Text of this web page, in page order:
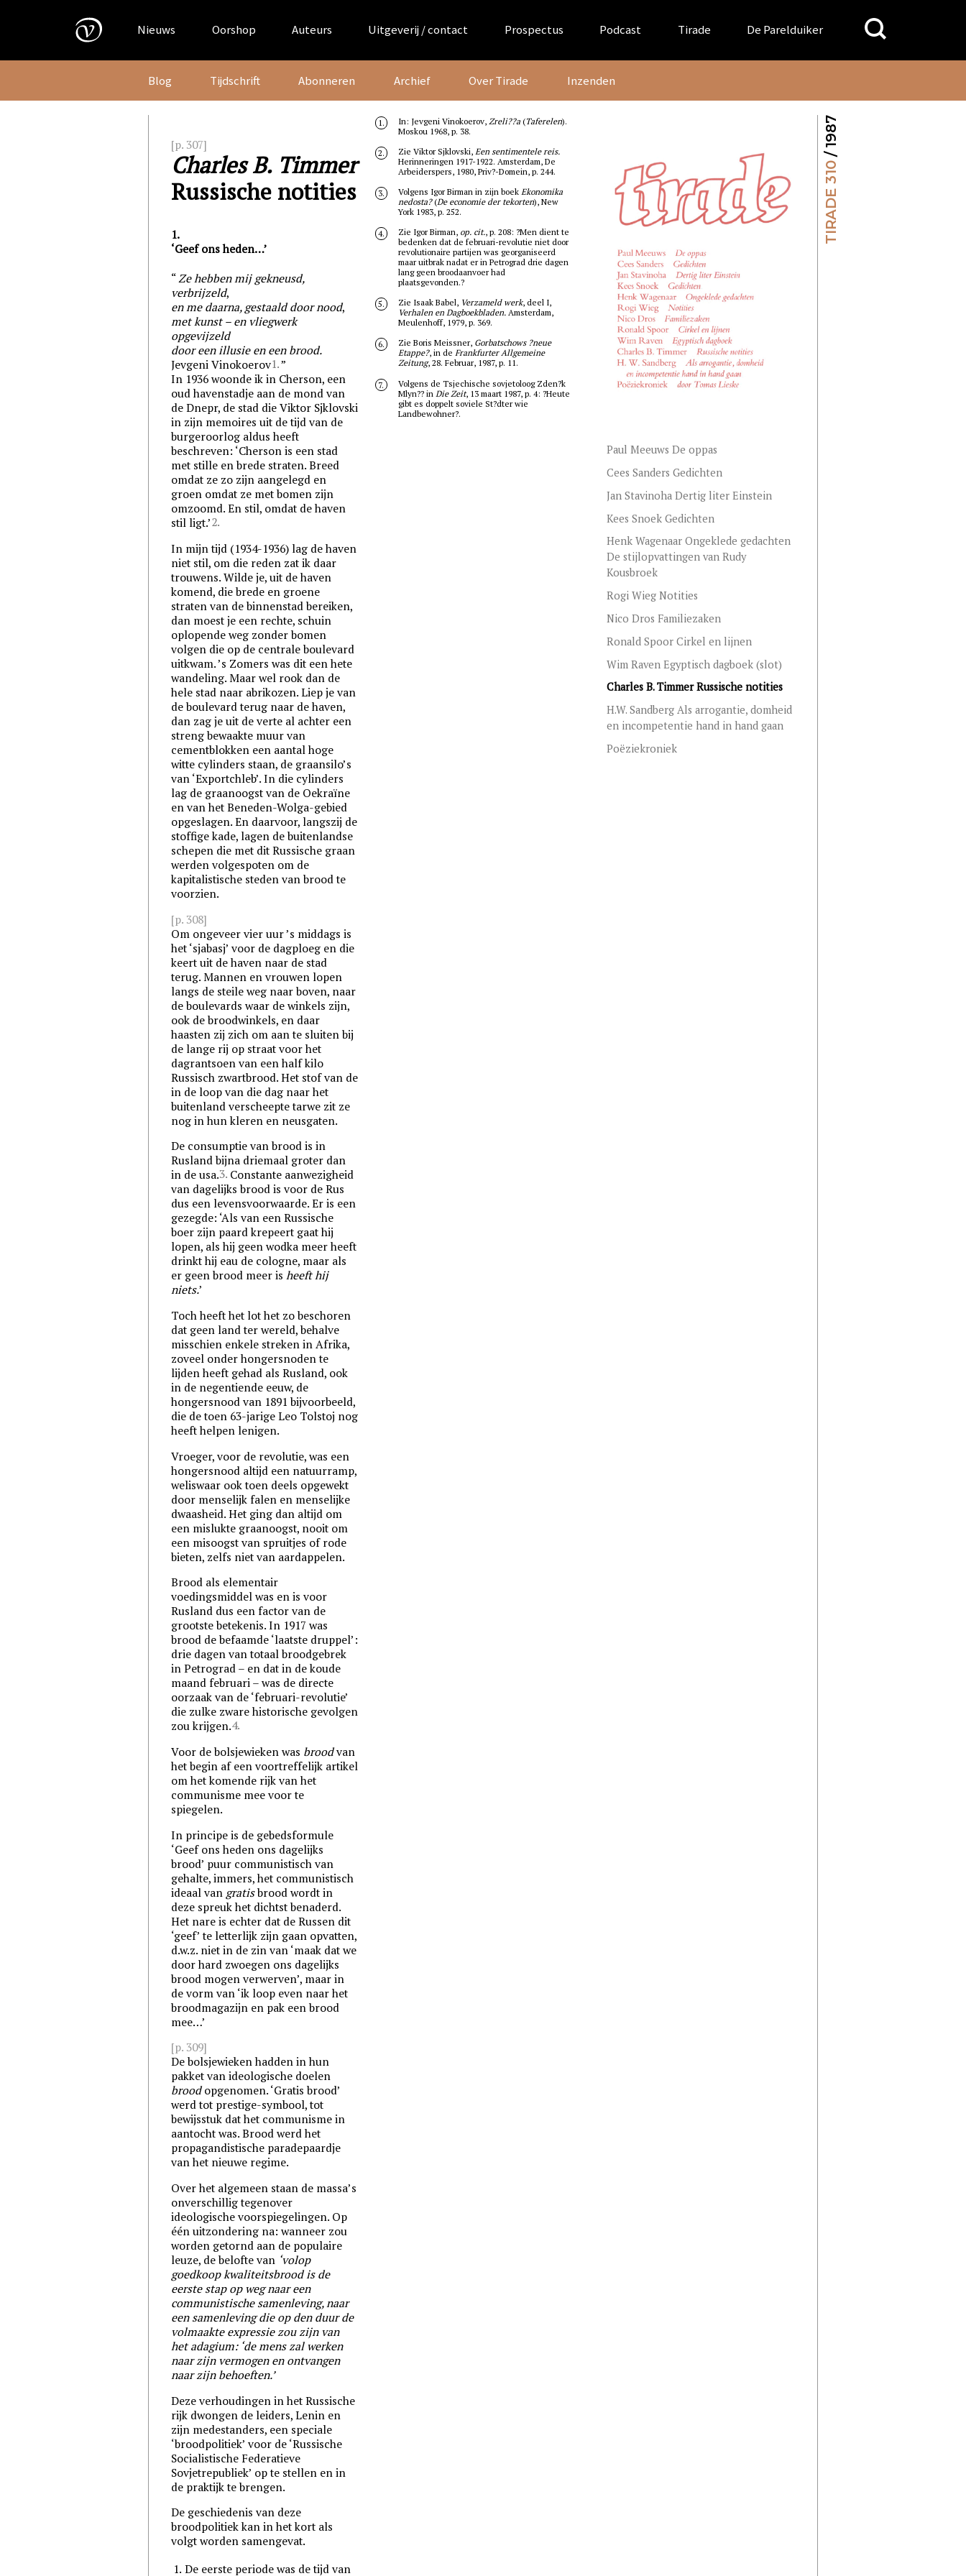
Nieuws Oorshop Auteurs Uitgeverij / contact Prospectus Podcast Tirade De Parelduiker
Search
for:
Blog Tijdschrift Abonneren Archief Over Tirade Inzenden
TIRADE 310
/ 1987
[p. 307]
Charles B. Timmer
Russische notities
1.
‘Geef ons heden…’
Ze hebben mij gekneusd,
verbrijzeld,
en me daarna, gestaald door nood,
met kunst – en vliegwerk
opgevijzeld
door een illusie en een brood.
Jevgeni Vinokoerov1.
In 1936 woonde ik in Cherson, een
oud havenstadje aan de mond van
de Dnepr, de stad die Viktor Sjklovski
in zijn memoires uit de tijd van de
burgeroorlog aldus heeft
beschreven: ‘Cherson is een stad
met stille en brede straten. Breed
omdat ze zo zijn aangelegd en
groen omdat ze met bomen zijn
omzoomd. En stil, omdat de haven
stil ligt.’2.
In mijn tijd (1934-1936) lag de haven
niet stil, om die reden zat ik daar
trouwens. Wilde je, uit de haven
komend, die brede en groene
straten van de binnenstad bereiken,
dan moest je een rechte, schuin
oplopende weg zonder bomen
volgen die op de centrale boulevard
uitkwam. ’s Zomers was dit een hete
wandeling. Maar wel rook dan de
hele stad naar abrikozen. Liep je van
de boulevard terug naar de haven,
dan zag je uit de verte al achter een
streng bewaakte muur van
cementblokken een aantal hoge
witte cylinders staan, de graansilo’s
van ‘Exportchleb’. In die cylinders
lag de graanoogst van de Oekraïne
en van het Beneden-Wolga-gebied
opgeslagen. En daarvoor, langszij de
stoffige kade, lagen de buitenlandse
schepen die met dit Russische graan
werden volgespoten om de
kapitalistische steden van brood te
voorzien.
[p. 308]
Om ongeveer vier uur ’s middags is
het ‘sjabasj’ voor de dagploeg en die
keert uit de haven naar de stad
terug. Mannen en vrouwen lopen
langs de steile weg naar boven, naar
de boulevards waar de winkels zijn,
ook de broodwinkels, en daar
haasten zij zich om aan te sluiten bij
de lange rij op straat voor het
dagrantsoen van een half kilo
Russisch zwartbrood. Het stof van de
in de loop van die dag naar het
buitenland verscheepte tarwe zit ze
nog in hun kleren en neusgaten.
De consumptie van brood is in
Rusland bijna driemaal groter dan
in deusa.3. Constante aanwezigheid
van dagelijks brood is voor de Rus
dus een levensvoorwaarde. Er is een
gezegde: ‘Als van een Russische
boer zijn paard krepeert gaat hij
lopen, als hij geen wodka meer heeft
drinkt hij eau de cologne, maar als
er geen brood meer isheeft hij
niets.’
Toch heeft het lot het zo beschoren
dat geen land ter wereld, behalve
misschien enkele streken in Afrika,
zoveel onder hongersnoden te
lijden heeft gehad als Rusland, ook
in de negentiende eeuw, de
hongersnood van 1891 bijvoorbeeld,
die de toen 63-jarige Leo Tolstoj nog
heeft helpen lenigen.
Vroeger, voor de revolutie, was een
hongersnood altijd een natuurramp,
weliswaar ook toen deels opgewekt
door menselijk falen en menselijke
dwaasheid. Het ging dan altijd om
een mislukte graanoogst, nooit om
een misoogst van spruitjes of rode
bieten, zelfs niet van aardappelen.
Brood als elementair
voedingsmiddel was en is voor
Rusland dus een factor van de
grootste betekenis. In 1917 was
brood de befaamde ‘laatste druppel’:
drie dagen van totaal broodgebrek
in Petrograd – en dat in de koude
maand februari – was de directe
oorzaak van de ‘februari-revolutie’
die zulke zware historische gevolgen
zou krijgen.4.
Voor de bolsjewieken was broodvan
het begin af een voortreffelijk artikel
om het komende rijk van het
communisme mee voor te
spiegelen.
In principe is de gebedsformule
‘Geef ons heden ons dagelijks
brood’ puur communistisch van
gehalte, immers, het communistisch
ideaal van gratisbrood wordt in
deze spreuk het dichtst benaderd.
Het nare is echter dat de Russen dit
‘geef’ te letterlijk zijn gaan opvatten,
d.w.z. niet in de zin van ‘maak dat we
door hard zwoegen ons dagelijks
brood mogen verwerven’, maar in
de vorm van ‘ik loop even naar het
broodmagazijn en pak een brood
mee…’
[p. 309]
De bolsjewieken hadden in hun
pakket van ideologische doelen
broodopgenomen. ‘Gratis brood’
werd tot prestige-symbool, tot
bewijsstuk dat het communisme in
aantocht was. Brood werd het
propagandistische paradepaardje
van het nieuwe regime.
Over het algemeen staan de massa’s
onverschillig tegenover
ideologische voorspiegelingen. Op
één uitzondering na: wanneer zou
worden getornd aan de populaire
leuze, de belofte van ‘volop
goedkoop kwaliteitsbrood is de
eerste stap op weg naar een
communistische samenleving, naar
een samenleving die op den duur de
volmaakte expressie zou zijn van
het adagium: ‘de mens zal werken
naar zijn vermogen en ontvangen
naar zijn behoeften.’
Deze verhoudingen in het Russische
rijk dwongen de leiders, Lenin en
zijn medestanders, een speciale
‘broodpolitiek’ voor de ‘Russische
Socialistische Federatieve
Sovjetrepubliek’ op te stellen en in
de praktijk te brengen.
De geschiedenis van deze
broodpolitiek kan in het kort als
volgt worden samengevat.
1. De eerste periode was de tijd van
1. In: Jevgeni Vinokoerov, Zreli??a(Taferelen).
Moskou 1968, p. 38.
2. Zie Viktor Sjklovski, Een sentimentele reis.
Herinneringen 1917-1922. Amsterdam, De
Arbeiderspers, 1980, Priv?-Domein, p. 244.
3. Volgens Igor Birman in zijn boek Ekonomika
nedosta?(De economie der tekorten), New
York 1983, p. 252.
4. Zie Igor Birman, op. cit., p. 208: ?Men dient te
bedenken dat de februari-revolutie niet door
revolutionaire partijen was georganiseerd
maar uitbrak nadat er in Petrograd drie dagen
lang geen broodaanvoer had
plaatsgevonden.?
5. Zie Isaak Babel, Verzameld werk, deel I,
Verhalen en Dagboekbladen.Amsterdam,
Meulenhoff, 1979, p. 369.
6. Zie Boris Meissner, Gorbatschows ?neue
Etappe?, in de Frankfurter Allgemeine
Zeitung, 28. Februar, 1987, p. 11.
7.
Volgens de Tsjechische sovjetoloog Zden?k
Mlyn?? in Die Zeit, 13 maart 1987, p. 4: ?Heute
gibt es doppelt soviele St?dter wie
Landbewohner?.
Paul Meeuws De oppas
Cees Sanders Gedichten
Jan Stavinoha Dertig liter Einstein
Kees Snoek Gedichten
Henk Wagenaar Ongeklede gedachten
De stijlopvattingen van Rudy
Kousbroek
Rogi Wieg Notities
Nico Dros Familiezaken
Ronald Spoor Cirkel en lijnen
Wim Raven Egyptisch dagboek (slot)
Charles B. Timmer Russische notities
H.W. Sandberg Als arrogantie, domheid
en incompetentie hand in hand gaan
Poëziekroniek